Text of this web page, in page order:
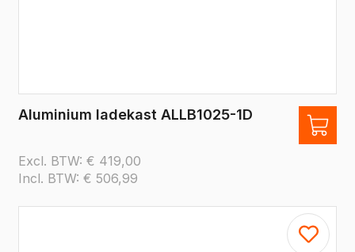
Aluminium ladekast ALLB1025-1D
Excl. BTW: € 419,00
Incl. BTW: € 506,99